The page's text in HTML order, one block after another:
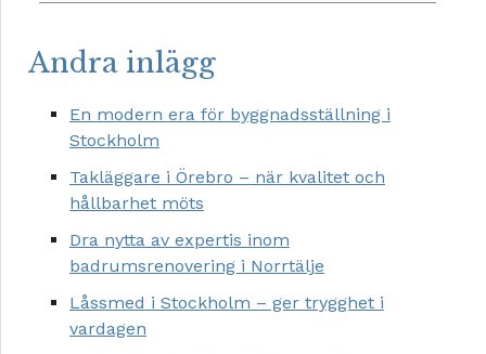
Andra inlägg
En modern era för byggnadsställning i
Stockholm
Takläggare i Örebro – när kvalitet och
hållbarhet möts
Dra nytta av expertis inom
badrumsrenovering i Norrtälje
Låssmed i Stockholm – ger trygghet i
vardagen